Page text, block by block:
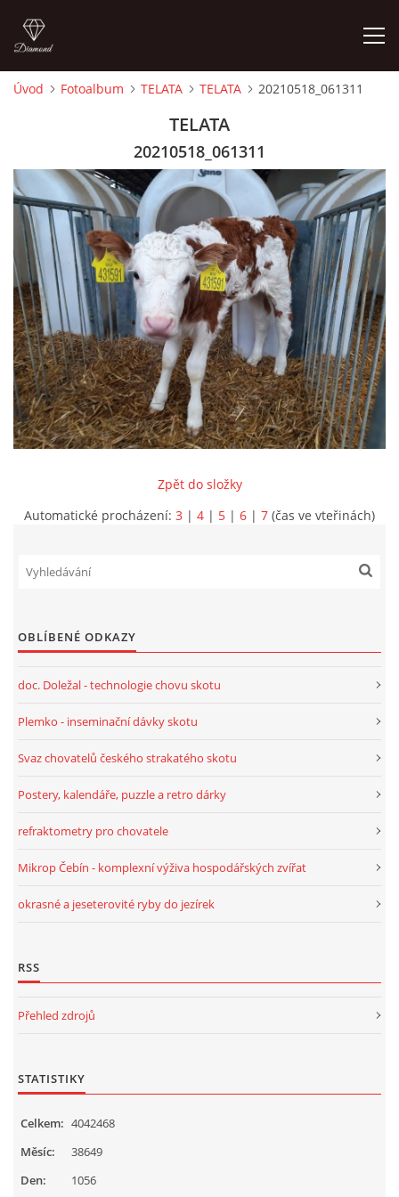
PORADNA PRO CHOVATELE
O AUTOROVI, KONTAKTY
ZÁKLADY CHOVATELSTVÍ
CHOV SKOTU
CHOV KOZ
CHOV OVCÍ
PŘEDNÁŠKY
PASTVA ZVÍŘAT - VÝPOČET ZATÍŽENÍ PASTVINY
CHOVATELSKÉ POTŘEBY, KONTAKTY A ZAJÍMAVÉ
zootechnika@email.cz
© 2026 eStránky.cz
Úvod Fotoalbum TELATA TELATA 20210518_061311
TELATA
20210518_061311
Zpět do složky
Automatické procházení: 3 | 4 | 5 | 6 | 7 (čas ve vteřinách)
OBLÍBENÉ ODKAZY
doc. Doležal - technologie chovu skotu
Plemko - inseminační dávky skotu
Svaz chovatelů českého strakatého skotu
Postery, kalendáře, puzzle a retro dárky
refraktometry pro chovatele
Mikrop Čebín - komplexní výživa hospodářských zvířat
okrasné a jeseterovité ryby do jezírek
RSS
Přehled zdrojů
STATISTIKY
Celkem: 4042468
Měsíc:
38649
Den:
1056